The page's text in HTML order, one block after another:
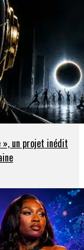
», un projet inédit